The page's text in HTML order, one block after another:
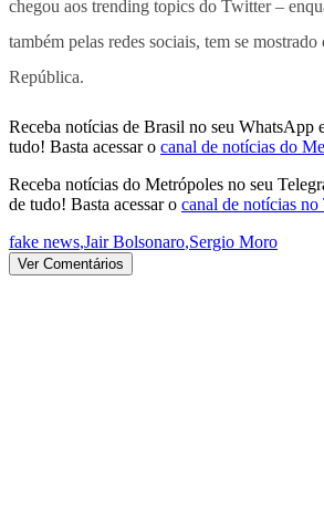
chegou aos trending topics do Twitter –
também pelas redes sociais, tem se
República.
Receba notícias de Brasil no seu WhatsApp
tudo! Basta acessar o canal de notícias do
Receba notícias do Metrópoles no seu
de tudo! Basta acessar o canal de notícias no
fake news,Jair Bolsonaro,Sergio Moro
Ver Comentários